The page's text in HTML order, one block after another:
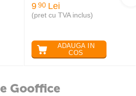
9 90 Lei
(pret cu TVA inclus)
ADAUGA IN
COS
Gooffice